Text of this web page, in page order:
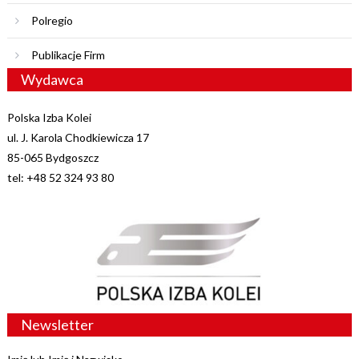
Polregio
Publikacje Firm
Wydawca
Polska Izba Kolei
ul. J. Karola Chodkiewicza 17
85-065 Bydgoszcz
tel: +48 52 324 93 80
Newsletter